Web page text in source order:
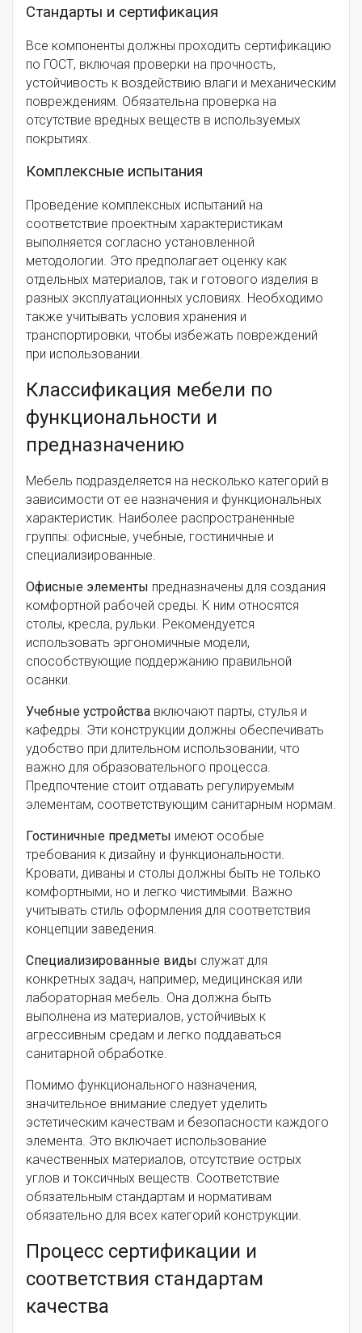
Стандарты и сертификация
Все компоненты должны проходить сертификацию
по ГОСТ, включая проверки на прочность,
устойчивость к воздействию влаги и механическим
повреждениям. Обязательна проверка на
отсутствие вредных веществ в используемых
покрытиях.
Комплексные испытания
Проведение комплексных испытаний на
соответствие проектным характеристикам
выполняется согласно установленной
методологии. Это предполагает оценку как
отдельных материалов, так и готового изделия в
разных эксплуатационных условиях. Необходимо
также учитывать условия хранения и
транспортировки, чтобы избежать повреждений
при использовании.
Классификация мебели по
функциональности и
предназначению
Мебель подразделяется на несколько категорий в
зависимости от ее назначения и функциональных
характеристик. Наиболее распространенные
группы: офисные, учебные, гостиничные и
специализированные.
Офисные элементы предназначены для создания
комфортной рабочей среды. К ним относятся
столы, кресла, рульки. Рекомендуется
использовать эргономичные модели,
способствующие поддержанию правильной
осанки.
Учебные устройства включают парты, стулья и
кафедры. Эти конструкции должны обеспечивать
удобство при длительном использовании, что
важно для образовательного процесса.
Предпочтение стоит отдавать регулируемым
элементам, соответствующим санитарным нормам.
Гостиничные предметы имеют особые
требования к дизайну и функциональности.
Кровати, диваны и столы должны быть не только
комфортными, но и легко чистимыми. Важно
учитывать стиль оформления для соответствия
концепции заведения.
Специализированные виды служат для
конкретных задач, например, медицинская или
лабораторная мебель. Она должна быть
выполнена из материалов, устойчивых к
агрессивным средам и легко поддаваться
санитарной обработке.
Помимо функционального назначения,
значительное внимание следует уделить
эстетическим качествам и безопасности каждого
элемента. Это включает использование
качественных материалов, отсутствие острых
углов и токсичных веществ. Соответствие
обязательным стандартам и нормативам
обязательно для всех категорий конструкции.
Процесс сертификации и
соответствия стандартам
качества